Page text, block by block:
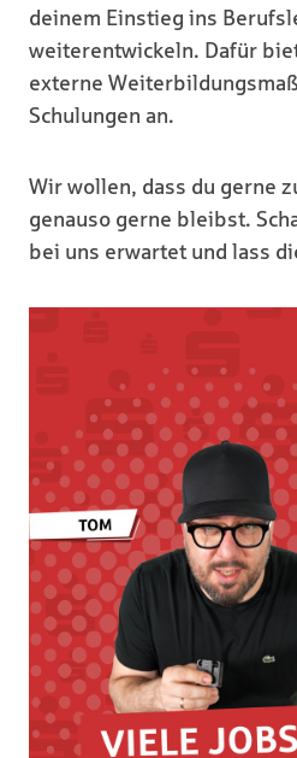
deinem Einstieg ins
weiterentwickeln. Dafür
externe
Schulungen an.
Wir wollen, dass du gerne
genauso gerne bleibst.
bei uns erwartet und lass